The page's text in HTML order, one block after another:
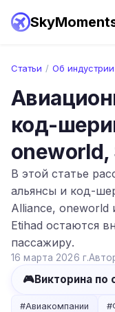
Статьи / Об индустрии
код-
oneworld,
В этой статье
альянсы и код-
Alliance, oneworld
Etihad остаются
пассажиру.
16 марта 2026 г.
🎮Викторина по
#Авиакомпании #